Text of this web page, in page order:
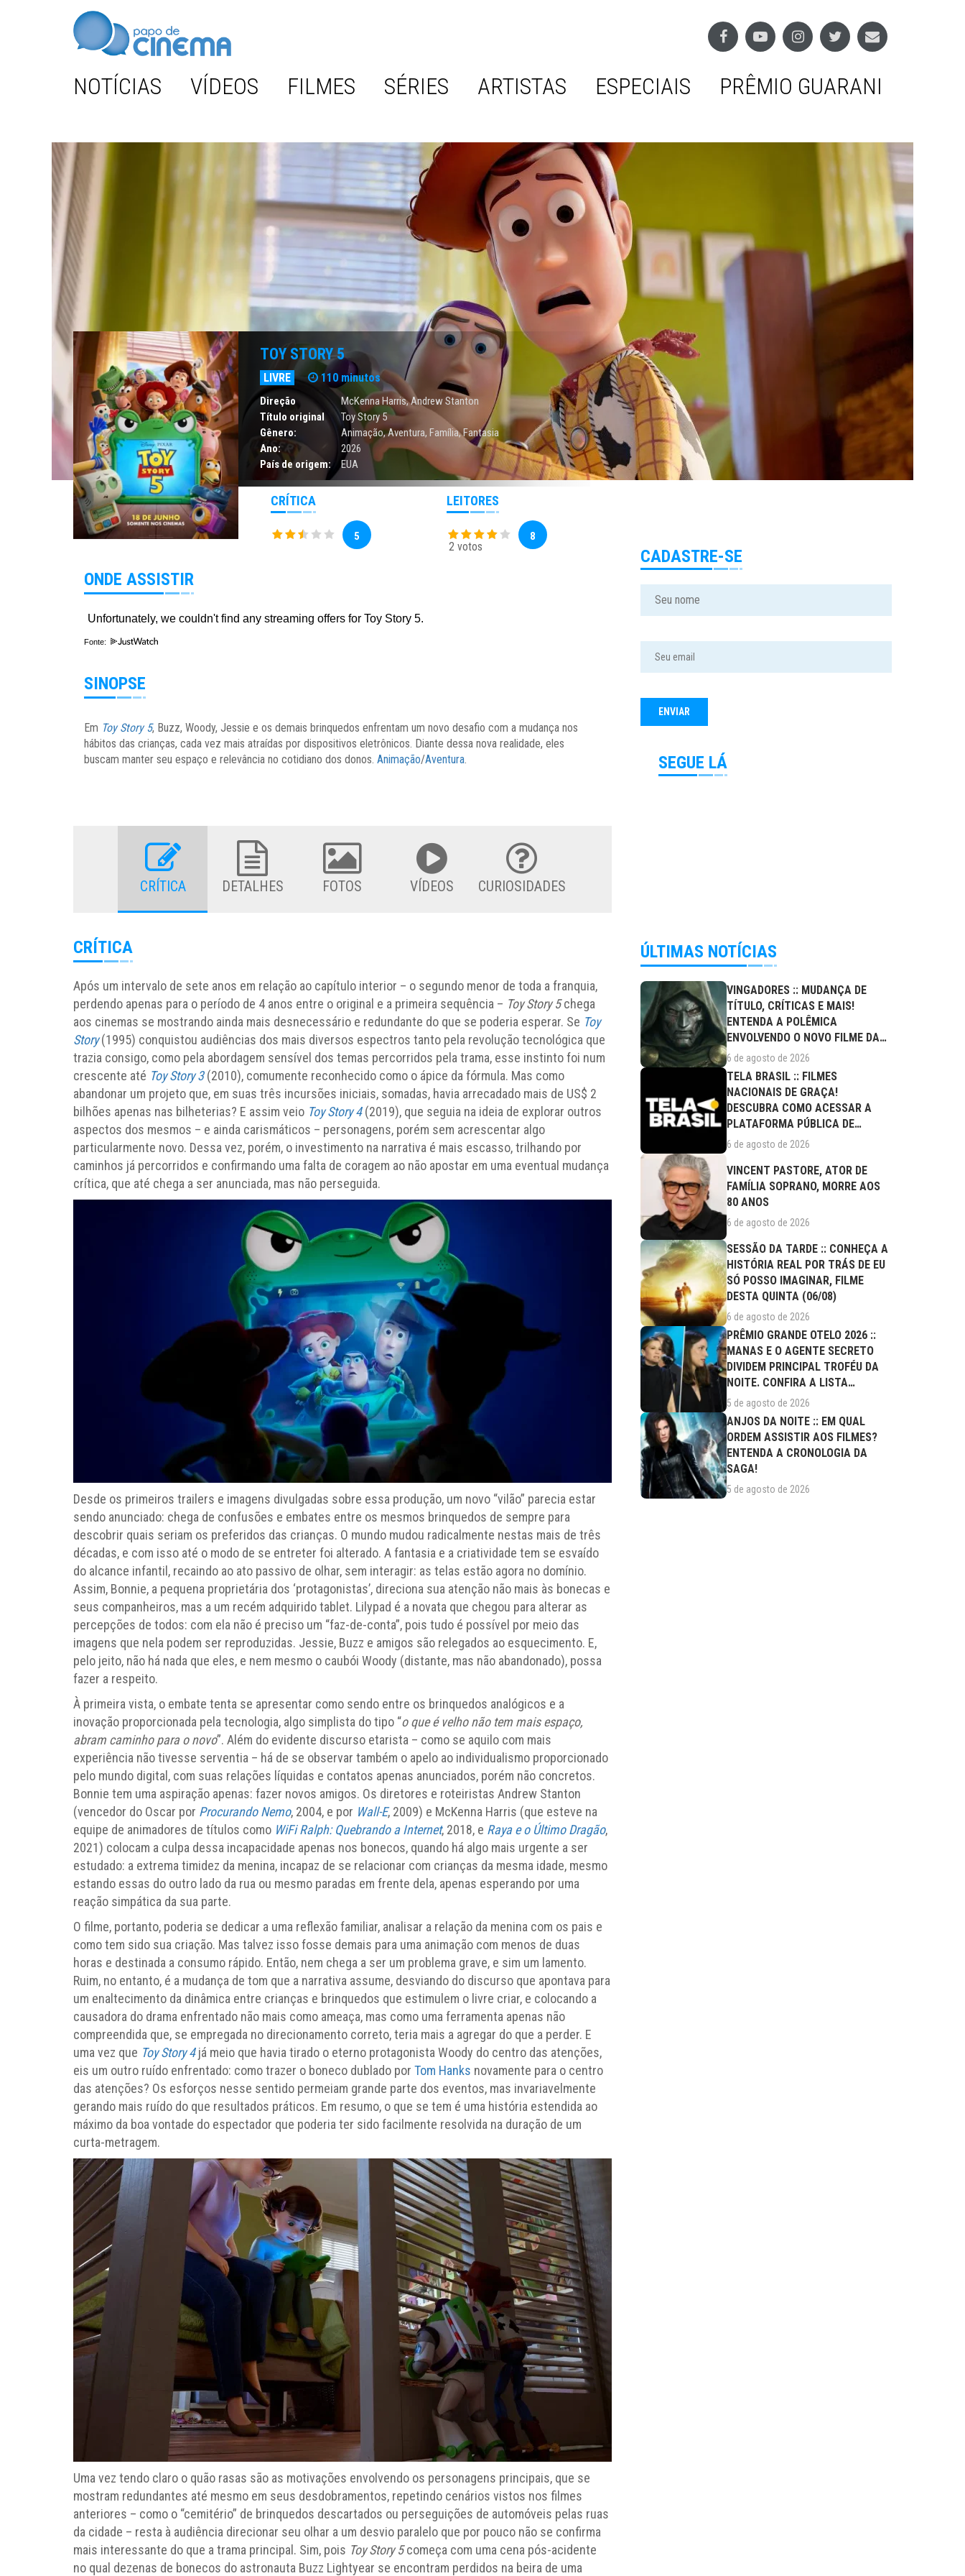
NOTÍCIAS VÍDEOS FILMES SÉRIES ARTISTAS ESPECIAIS PRÊMIO GUARANI
TOY STORY 5
LIVRE 110 minutos
Direção
McKenna Harris, Andrew Stanton
Título original
Toy Story 5
Gênero:
Animação,Aventura,Família,Fantasia
Ano:
2026
País de origem:
EUA
CRÍTICA
5
LEITORES
2 votos
8
ONDE ASSISTIR
Fonte:
SINOPSE
Em Toy Story 5, Buzz, Woody, Jessie e os demais brinquedos enfrentam um novo desafio com a mudança nos
hábitos das crianças, cada vez mais atraídas por dispositivos eletrônicos. Diante dessa nova realidade, eles
buscam manter seu espaço e relevância no cotidiano dos donos. Animação/Aventura.
CRÍTICA DETALHES FOTOS VÍDEOS CURIOSIDADES
CRÍTICA
Após um intervalo de sete anos em relação ao capítulo interior – o segundo menor de toda a franquia,
perdendo apenas para o período de 4 anos entre o original e a primeira sequência – Toy Story 5chega
aos cinemas se mostrando ainda mais desnecessário e redundante do que se poderia esperar. Se Toy
Story(1995) conquistou audiências dos mais diversos espectros tanto pela revolução tecnológica que
trazia consigo, como pela abordagem sensível dos temas percorridos pela trama, esse instinto foi num
crescente até Toy Story 3(2010), comumente reconhecido como o ápice da fórmula. Mas como
abandonar um projeto que, em suas três incursões iniciais, somadas, havia arrecadado mais de US$ 2
bilhões apenas nas bilheterias? E assim veio Toy Story 4(2019), que seguia na ideia de explorar outros
aspectos dos mesmos – e ainda carismáticos – personagens, porém sem acrescentar algo
particularmente novo. Dessa vez, porém, o investimento na narrativa é mais escasso, trilhando por
caminhos já percorridos e confirmando uma falta de coragem ao não apostar em uma eventual mudança
crítica, que até chega a ser anunciada, mas não perseguida.
Desde os primeiros trailers e imagens divulgadas sobre essa produção, um novo “vilão” parecia estar
sendo anunciado: chega de confusões e embates entre os mesmos brinquedos de sempre para
descobrir quais seriam os preferidos das crianças. O mundo mudou radicalmente nestas mais de três
décadas, e com isso até o modo de se entreter foi alterado. A fantasia e a criatividade tem se esvaído
do alcance infantil, recaindo ao ato passivo de olhar, sem interagir: as telas estão agora no domínio.
Assim, Bonnie, a pequena proprietária dos ‘protagonistas’, direciona sua atenção não mais às bonecas e
seus companheiros, mas a um recém adquirido tablet. Lilypad é a novata que chegou para alterar as
percepções de todos: com ela não é preciso um “faz-de-conta”, pois tudo é possível por meio das
imagens que nela podem ser reproduzidas. Jessie, Buzz e amigos são relegados ao esquecimento. E,
pelo jeito, não há nada que eles, e nem mesmo o caubói Woody (distante, mas não abandonado), possa
fazer a respeito.
À primeira vista, o embate tenta se apresentar como sendo entre os brinquedos analógicos e a
inovação proporcionada pela tecnologia, algo simplista do tipo “o que é velho não tem mais espaço,
abram caminho para o novo”. Além do evidente discurso etarista – como se aquilo com mais
experiência não tivesse serventia – há de se observar também o apelo ao individualismo proporcionado
pelo mundo digital, com suas relações líquidas e contatos apenas anunciados, porém não concretos.
Bonnie tem uma aspiração apenas: fazer novos amigos. Os diretores e roteiristas Andrew Stanton
(vencedor do Oscar por Procurando Nemo, 2004, e por Wall-E, 2009) e McKenna Harris (que esteve na
equipe de animadores de títulos como WiFi Ralph: Quebrando a Internet, 2018, e Raya e o Último Dragão,
2021) colocam a culpa dessa incapacidade apenas nos bonecos, quando há algo mais urgente a ser
estudado: a extrema timidez da menina, incapaz de se relacionar com crianças da mesma idade, mesmo
estando essas do outro lado da rua ou mesmo paradas em frente dela, apenas esperando por uma
reação simpática da sua parte.
O filme, portanto, poderia se dedicar a uma reflexão familiar, analisar a relação da menina com os pais e
como tem sido sua criação. Mas talvez isso fosse demais para uma animação com menos de duas
horas e destinada a consumo rápido. Então, nem chega a ser um problema grave, e sim um lamento.
Ruim, no entanto, é a mudança de tom que a narrativa assume, desviando do discurso que apontava para
um enaltecimento da dinâmica entre crianças e brinquedos que estimulem o livre criar, e colocando a
causadora do drama enfrentado não mais como ameaça, mas como uma ferramenta apenas não
compreendida que, se empregada no direcionamento correto, teria mais a agregar do que a perder. E
uma vez que Toy Story 4já meio que havia tirado o eterno protagonista Woody do centro das atenções,
eis um outro ruído enfrentado: como trazer o boneco dublado por Tom Hanks novamente para o centro
das atenções? Os esforços nesse sentido permeiam grande parte dos eventos, mas invariavelmente
gerando mais ruído do que resultados práticos. Em resumo, o que se tem é uma história estendida ao
máximo da boa vontade do espectador que poderia ter sido facilmente resolvida na duração de um
curta-metragem.
Uma vez tendo claro o quão rasas são as motivações envolvendo os personagens principais, que se
mostram redundantes até mesmo em seus desdobramentos, repetindo cenários vistos nos filmes
anteriores – como o “cemitério” de brinquedos descartados ou perseguições de automóveis pelas ruas
da cidade – resta à audiência direcionar seu olhar a um desvio paralelo que por pouco não se confirma
mais interessante do que a trama principal. Sim, pois Toy Story 5começa com uma cena pós-acidente
no qual dezenas de bonecos do astronauta Buzz Lightyear se encontram perdidos na beira de uma
CADASTRE-SE
SEGUE LÁ
ÚLTIMAS NOTÍCIAS
VINGADORES :: MUDANÇA DE
TÍTULO, CRÍTICAS E MAIS!
ENTENDA A POLÊMICA
ENVOLVENDO O NOVO FILME DA
MARVEL
6 de agosto de 2026
TELA BRASIL :: FILMES
NACIONAIS DE GRAÇA!
DESCUBRA COMO ACESSAR A
PLATAFORMA PÚBLICA DE
STREAMING
6 de agosto de 2026
VINCENT PASTORE, ATOR DE
FAMÍLIA SOPRANO, MORRE AOS
80 ANOS
6 de agosto de 2026
SESSÃO DA TARDE :: CONHEÇA A
HISTÓRIA REAL POR TRÁS DE EU
SÓ POSSO IMAGINAR, FILME
DESTA QUINTA (06/08)
6 de agosto de 2026
PRÊMIO GRANDE OTELO 2026 ::
MANAS E O AGENTE SECRETO
DIVIDEM PRINCIPAL TROFÉU DA
NOITE. CONFIRA A LISTA
COMPLETA DE...
5 de agosto de 2026
ANJOS DA NOITE :: EM QUAL
ORDEM ASSISTIR AOS FILMES?
ENTENDA A CRONOLOGIA DA
SAGA!
5 de agosto de 2026